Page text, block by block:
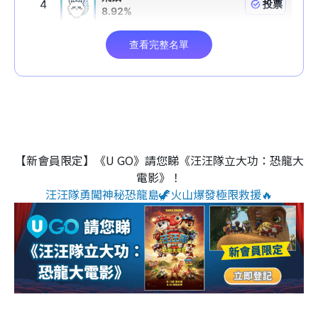
【新會員限定】《U GO》請您睇《汪汪隊立大功：恐龍大
電影》！
汪汪隊勇闖神秘恐龍島🦖火山爆發極限救援🔥